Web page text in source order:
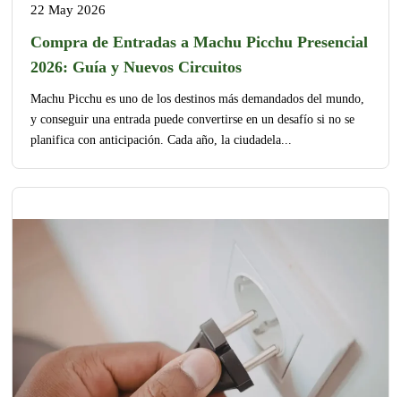
22 May 2026
Compra de Entradas a Machu Picchu Presencial
2026: Guía y Nuevos Circuitos
Machu Picchu es uno de los destinos más demandados del mundo,
y conseguir una entrada puede convertirse en un desafío si no se
planifica con anticipación. Cada año, la ciudadela...